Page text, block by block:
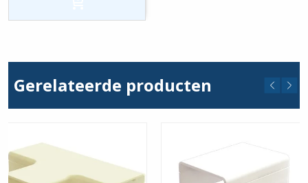
25x13
Gerelateerde producten